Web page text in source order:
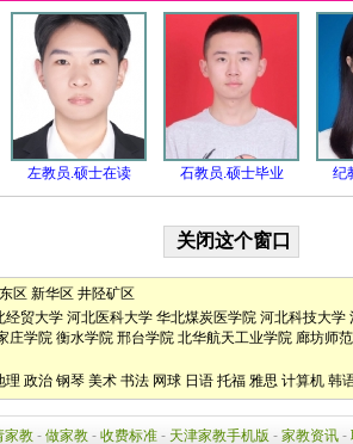
左教员.硕士在读 石教员.硕士毕业 纪
区 新华区 井陉矿区
经贸大学 河北医科大学 华北煤炭医学院 河北科技大学
庄学院 衡水学院 邢台学院 北华航天工业学院 廊坊师
理 政治 钢琴 美术 书法 网球 日语 托福 雅思 计算机 韩
家教- 做家教- 收费标准- 天津家教手机版 - 家教资讯-